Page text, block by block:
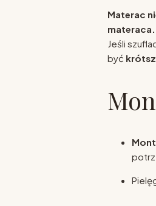
Materac
materaca.
Jeśli
być